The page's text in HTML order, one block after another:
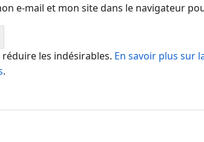
e-mail et mon site dans le navigateur
les indésirables. En savoir plus sur
.